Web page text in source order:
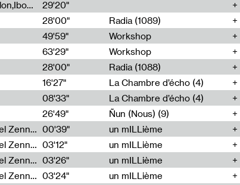
Nima Henryon,Athéna Noël,Amir Genillon,Ibourayane Ahmadi,Manelle Cherrih,Honorine Gibello,John Weeber,Manon Joseph
29'20"
28'00"
Radia (1089)
49'59"
Workshop
63'29"
Workshop
28'00"
Radia (1088)
16'27"
La Chambre d’écho (4)
08'33"
La Chambre d’écho (4)
26'49"
Ñun (Nous) (9)
Cécile Tonizzo,Nicolas Couturier,Manuel Zenner,Aquila Lescene,Curtis Coco,Cyril Magnier 00'39"
un mILLième
Cécile Tonizzo,Nicolas Couturier,Manuel Zenner,Aquila Lescene,Curtis Coco,Cyril Magnier 03'12"
un mILLième
Cécile Tonizzo,Nicolas Couturier,Manuel Zenner,Aquila Lescene,Curtis Coco,Cyril Magnier 03'26"
un mILLième
Cécile Tonizzo,Nicolas Couturier,Manuel Zenner,Aquila Lescene,Curtis Coco,Cyril Magnier 03'24"
un mILLième